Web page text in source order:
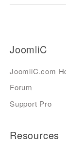
JoomliC
JoomliC.com
Forum
Support Pro
Resources